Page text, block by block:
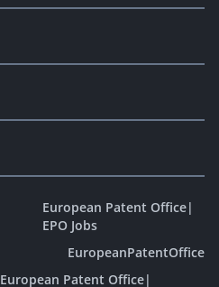
European Patent Office|
EPO Jobs
EuropeanPatentOffice
European Patent Office|